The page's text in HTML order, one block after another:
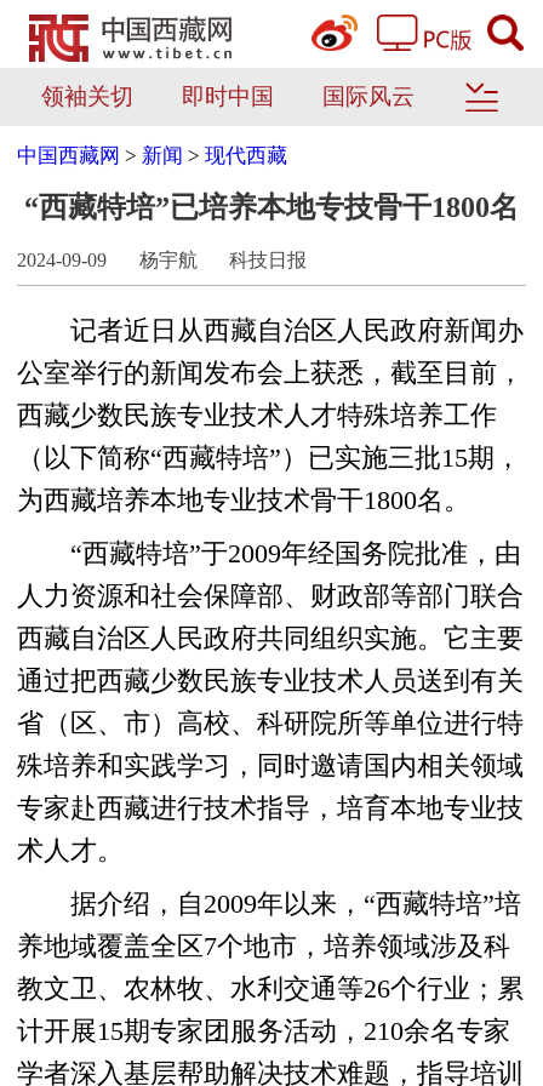
领袖关切 即时中国 国际风云
中国西藏网 > 新闻 >现代西藏
“西藏特培”已培养本地专技骨干1800名
2024-09-09 杨宇航 科技日报
记者近日从西藏自治区人民政府新闻办
公室举行的新闻发布会上获悉，截至目前，
西藏少数民族专业技术人才特殊培养工作
（以下简称“西藏特培”）已实施三批15期，
为西藏培养本地专业技术骨干1800名。
“西藏特培”于2009年经国务院批准，由
人力资源和社会保障部、财政部等部门联合
西藏自治区人民政府共同组织实施。它主要
通过把西藏少数民族专业技术人员送到有关
省（区、市）高校、科研院所等单位进行特
殊培养和实践学习，同时邀请国内相关领域
专家赴西藏进行技术指导，培育本地专业技
术人才。
据介绍，自2009年以来，“西藏特培”培
养地域覆盖全区7个地市，培养领域涉及科
教文卫、农林牧、水利交通等26个行业；累
计开展15期专家团服务活动，210余名专家
学者深入基层帮助解决技术难题，指导培训